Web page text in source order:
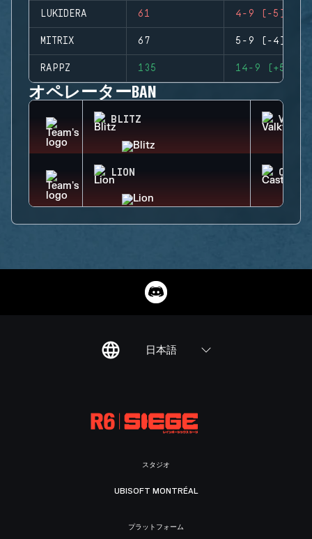
LUKIDERA 61 4-9 (-5)
MITRIX 67 5-9 (-4)
RAPPZ 135 14-9 (+5)
オペレーターBAN
BLITZ
LION
日本語
スタジオ
UBISOFT MONTRÉAL
プラットフォーム